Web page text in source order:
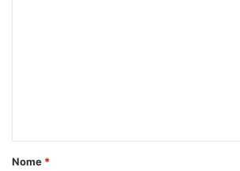
rNome *